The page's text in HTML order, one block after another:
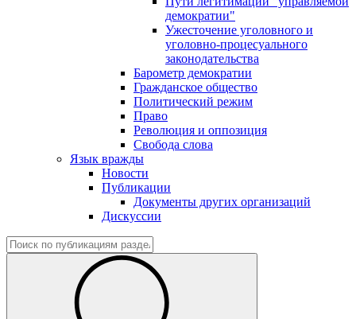
демократии"
Ужесточение уголовного и
уголовно-процесуального
законодательства
Барометр демократии
Гражданское общество
Политический режим
Право
Революция и оппозиция
Свобода слова
Язык вражды
Новости
Публикации
Документы других организаций
Дискуссии